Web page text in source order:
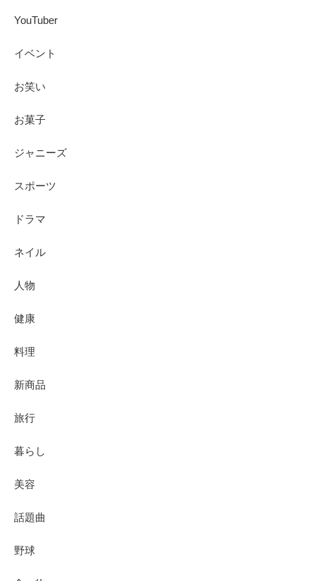
YouTuber
イベント
お笑い
お菓子
ジャニーズ
スポーツ
ドラマ
ネイル
人物
健康
料理
新商品
旅行
暮らし
美容
話題曲
野球